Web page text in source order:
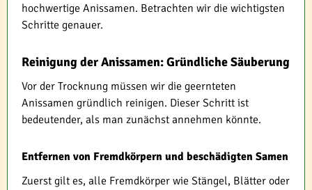
hochwertige Anissamen. Betrachten wir die wichtigsten
Schritte genauer.
Reinigung der Anissamen: Gründliche Säuberung
Vor der Trocknung müssen wir die geernteten
Anissamen gründlich reinigen. Dieser Schritt ist
bedeutender, als man zunächst annehmen könnte.
Entfernen von Fremdkörpern und beschädigten Samen
Zuerst gilt es, alle Fremdkörper wie Stängel, Blätter oder